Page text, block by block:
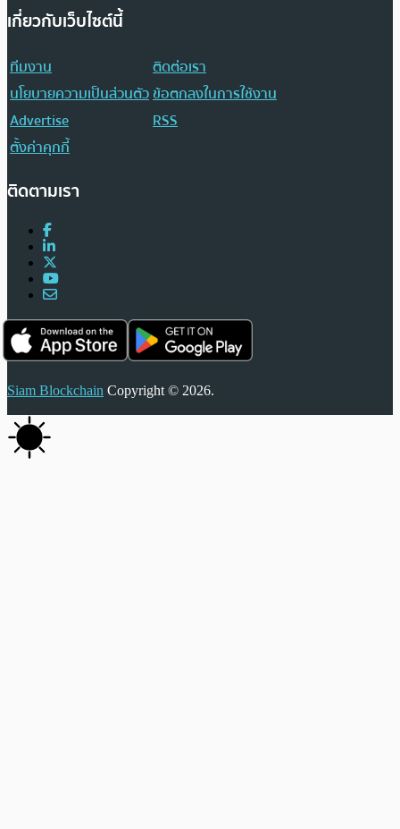
เกี่ยวกับเว็บไซต์นี้
ทีมงาน
ติดต่อเรา
นโยบายความเป็นส่วนตัวข้อตกลงในการใช้งาน
Advertise
RSS
ตั้งค่าคุกกี้
ติดตามเรา
Siam Blockchain Copyright © 2026.